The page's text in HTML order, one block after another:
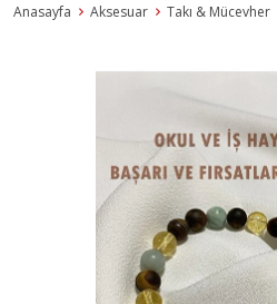
Anasayfa Aksesuar Takı & Mücevher